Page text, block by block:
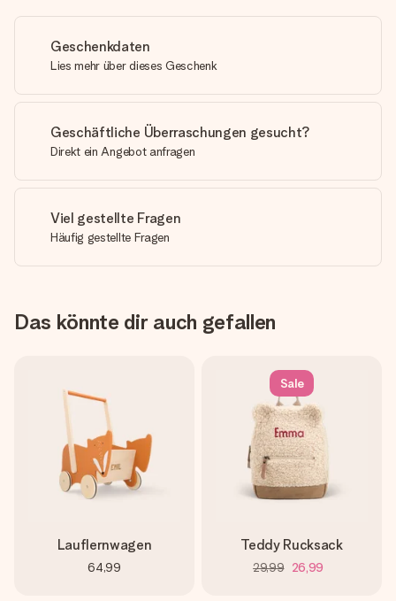
Geschenkdaten
Lies mehr über dieses Geschenk
Geschäftliche Überraschungen gesucht?
Direkt ein Angebot anfragen
Viel gestellte Fragen
Häufig gestellte Fragen
Das könnte dir auch gefallen
Lauflernwagen
64,99
Sale
Teddy Rucksack
29,99 26,99